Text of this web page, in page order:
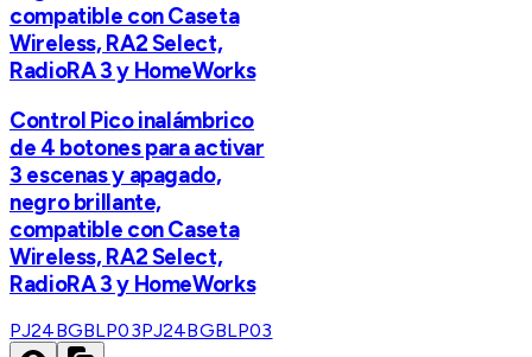
compatible con Caseta
Wireless, RA2 Select,
RadioRA 3 y HomeWorks
Control Pico inalámbrico
de 4 botones para activar
3 escenas y apagado,
negro brillante,
compatible con Caseta
Wireless, RA2 Select,
RadioRA 3 y HomeWorks
PJ24BGBLP03PJ24BGBLP03